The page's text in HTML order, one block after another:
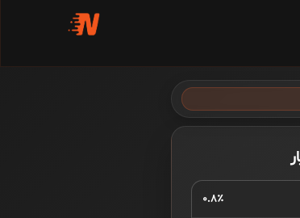
۰.۸٪